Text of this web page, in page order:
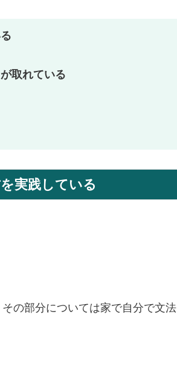
取れている
実践している
の部分については家で自分で文法